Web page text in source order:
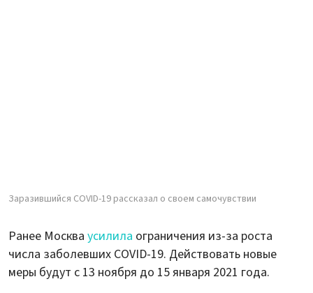
Заразившийся COVID-19 рассказал о своем самочувствии
Ранее Москва усилила ограничения из-за роста
числа заболевших COVID-19. Действовать новые
меры будут с 13 ноября до 15 января 2021 года.